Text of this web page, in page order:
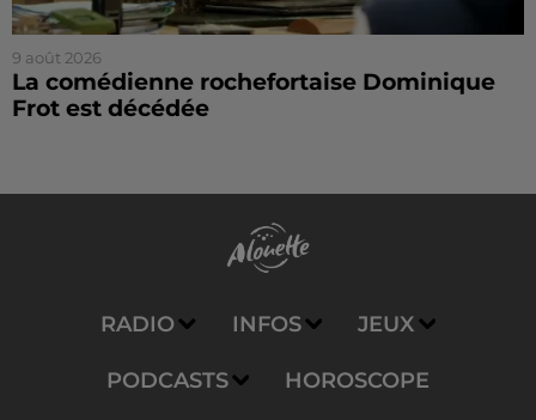
9 août 2026
La comédienne rochefortaise Dominique
Frot est décédée
RADIO INFOS JEUX
PODCASTS HOROSCOPE